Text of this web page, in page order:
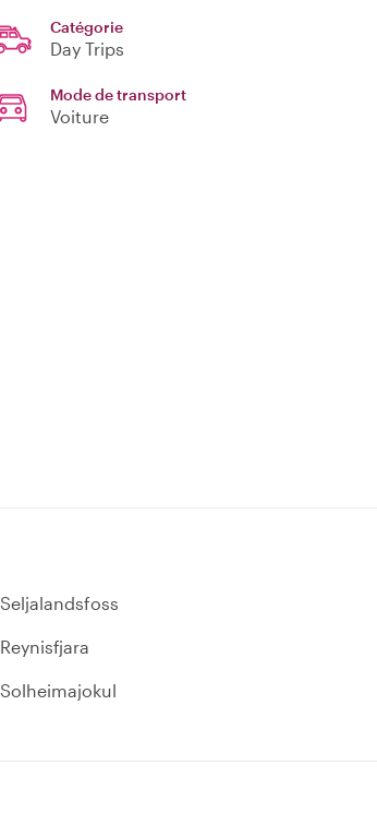
Catégorie
Day Trips
Mode de transport
Voiture
Seljalandsfoss
Reynisfjara
Solheimajokul